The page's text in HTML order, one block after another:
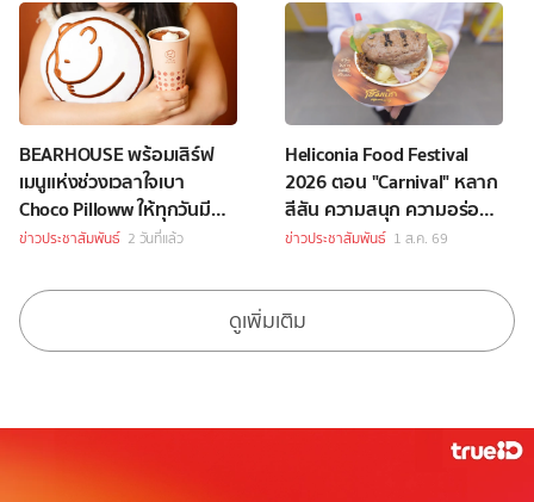
BEARHOUSE พร้อมเสิร์ฟ
เมนูแห่งช่วงเวลาใจเบา
Choco Pilloww ให้ทุกวันมี
“Soft Moment”
ข่าวประชาสัมพันธ์ 2 วันที่แล้ว
Heliconia Food Festival
2026 ตอน "Carnival" หลาก
สีสัน ความสนุก ความอร่อย
Celebrity Chef กว่า 70 ชีวิต
ข่าวประชาสัมพันธ์ 1 ส.ค. 69
ดูเพิ่มเติม